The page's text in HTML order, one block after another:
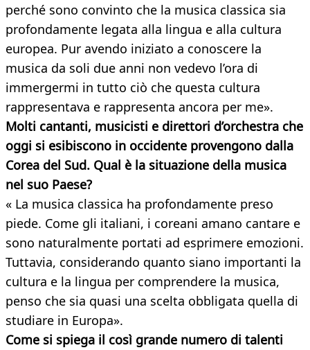
perché sono convinto che la musica classica sia
profondamente legata alla lingua e alla cultura
europea. Pur avendo iniziato a conoscere la
musica da soli due anni non vedevo l’ora di
immergermi in tutto ciò che questa cultura
rappresentava e rappresenta ancora per me».
Molti cantanti, musicisti e direttori d’orchestra che
oggi si esibiscono in occidente provengono dalla
Corea del Sud. Qual è la situazione della musica
nel suo Paese?
« La musica classica ha profondamente preso
piede. Come gli italiani, i coreani amano cantare e
sono naturalmente portati ad esprimere emozioni.
Tuttavia, considerando quanto siano importanti la
cultura e la lingua per comprendere la musica,
penso che sia quasi una scelta obbligata quella di
studiare in Europa».
Come si spiega il così grande numero di talenti